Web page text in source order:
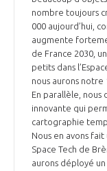
nombre toujours
000 aujourd’hui,
augmente
de France 2030,
petits dans
nous aurons notre
En parallèle,
innovante qui
cartographie
Nous en avons
Space Tech de
aurons déployé